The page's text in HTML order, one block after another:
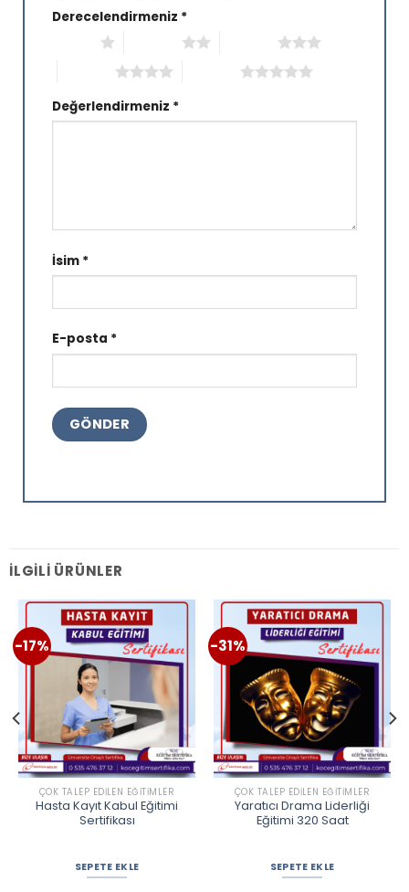
Derecelendirmeniz *
Değerlendirmeniz *
İsim *
E-posta *
İLGILI ÜRÜNLER
-17%
ÇOK TALEP EDILEN EĞITIMLER
Hasta Kayıt Kabul Eğitimi
Sertifikası
SEPETE EKLE
-31%
ÇOK TALEP EDILEN EĞITIMLER
Yaratıcı Drama Liderliği
Eğitimi 320 Saat
SEPETE EKLE